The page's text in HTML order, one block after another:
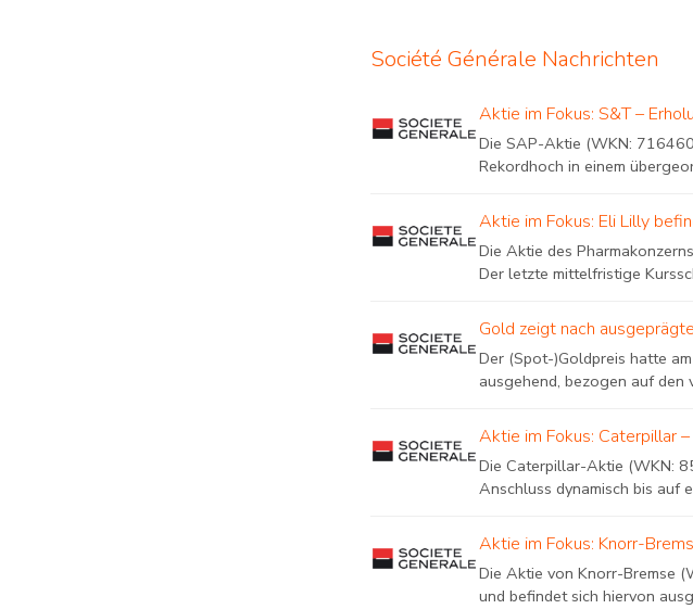
Société Générale Nachrichten
Aktie im Fokus: S&T –
Die SAP-Aktie (WKN:
Rekordhoch in einem
Aktie im Fokus: Eli Lilly
Die Aktie des
Der letzte mittelfristige
Gold zeigt nach
Der (Spot-)Goldpreis hatte
ausgehend, bezogen auf
Aktie im Fokus: Caterpillar
Die Caterpillar-Aktie (WKN:
Anschluss dynamisch bis auf
Aktie im Fokus: Knorr-
Die Aktie von Knorr-Bremse
und befindet sich hiervon